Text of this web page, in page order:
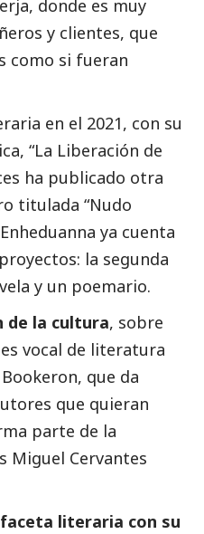
donde es muy
y clientes, que
como si fueran
en el 2021, con su
“La Liberación de
ha publicado otra
titulada “Nudo
ya cuenta
la segunda
y un poemario.
de la cultura, sobre
vocal de literatura
que da
que quieran
parte de la
Miguel Cervantes
literaria con su